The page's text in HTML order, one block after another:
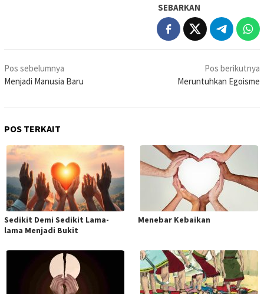
SEBARKAN
Navigasi
pos
Pos sebelumnya
Menjadi Manusia Baru
Pos berikutnya
Meruntuhkan Egoisme
POS TERKAIT
Sedikit Demi Sedikit Lama-
lama Menjadi Bukit
Menebar Kebaikan